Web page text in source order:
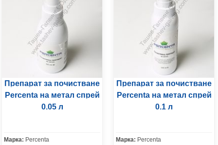
Препарат за почистване
Percenta на метал спрей
0.05 л
Марка: Percenta
Препарат за почистване
Percenta на метал спрей
0.1 л
Марка: Percenta